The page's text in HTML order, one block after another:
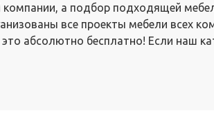
а подбор подходящей
все проекты мебели всех
абсолютно бесплатно! Если наш